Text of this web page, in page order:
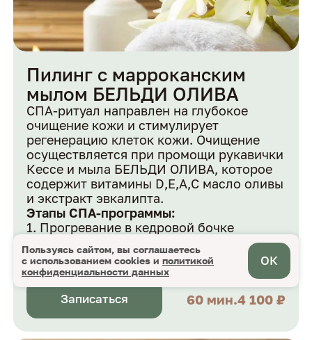
гостиница
+7 (4832) 320-320
ресторан
+7 (4832) 40-54-72
спа
+7 (4832) 40-54-74
адрес
Брянская область, пос.Бело-Бережский
санаторий Турбаза, ул. Санаторная, 8
Пилинг с марроканским
мылом БЕЛЬДИ ОЛИВА
СПА-ритуал направлен на глубокое
очищение кожи и стимулирует
регенерацию клеток кожи. Очищение
осуществляется при промощи рукавички
Кессе и мыла БЕЛЬДИ ОЛИВА, которое
содержит витамины D,E,A,C масло оливы
и экстракт эвкалипта.
Этапы СПА-программы:
Прогревание в кедровой бочке
Расслабляющая спа-программа на всё
тело
Записаться 60 мин.4 100 ₽
Пользуясь сайтом, вы соглашаетесь
с использованием cookies иполитикой
конфиденциальности данных
ОК